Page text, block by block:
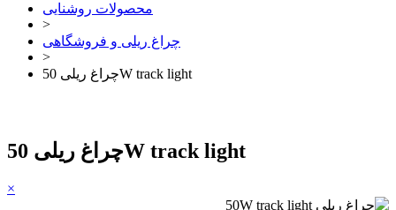
محصولات روشنایی
>
چراغ ریلی و فروشگاهی
>
چراغ ریلی 50W track light
چراغ ریلی 50W track light
×